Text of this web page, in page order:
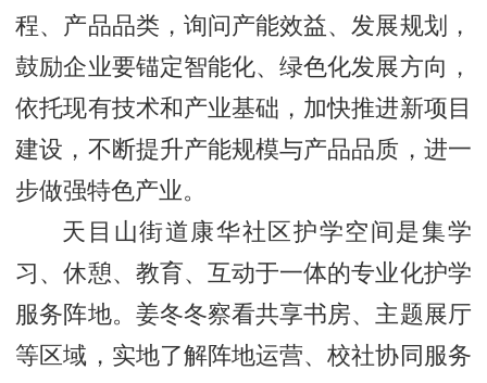
程、产品品类，询问产能效益、发展规划，
鼓励企业要锚定智能化、绿色化发展方向，
依托现有技术和产业基础，加快推进新项目
建设，不断提升产能规模与产品品质，进一
步做强特色产业。
天目山街道康华社区护学空间是集学
习、休憩、教育、互动于一体的专业化护学
服务阵地。姜冬冬察看共享书房、主题展厅
等区域，实地了解阵地运营、校社协同服务